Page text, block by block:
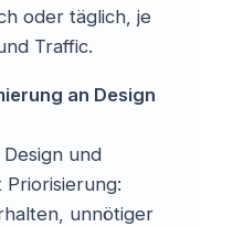
oder täglich, je
Traffic.
an Design
und
Priorisierung:
unnötiger